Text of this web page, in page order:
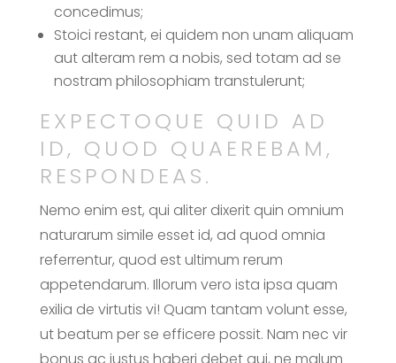
concedimus;
Stoici restant, ei quidem non unam aliquam
aut alteram rem a nobis, sed totam ad se
nostram philosophiam transtulerunt;
EXPECTOQUE QUID AD
ID, QUOD QUAEREBAM,
RESPONDEAS.
Nemo enim est, qui aliter dixerit quin omnium
naturarum simile esset id, ad quod omnia
referrentur, quod est ultimum rerum
appetendarum. Illorum vero ista ipsa quam
exilia de virtutis vi! Quam tantam volunt esse,
ut beatum per se efficere possit. Nam nec vir
bonus ac iustus haberi debet qui, ne malum